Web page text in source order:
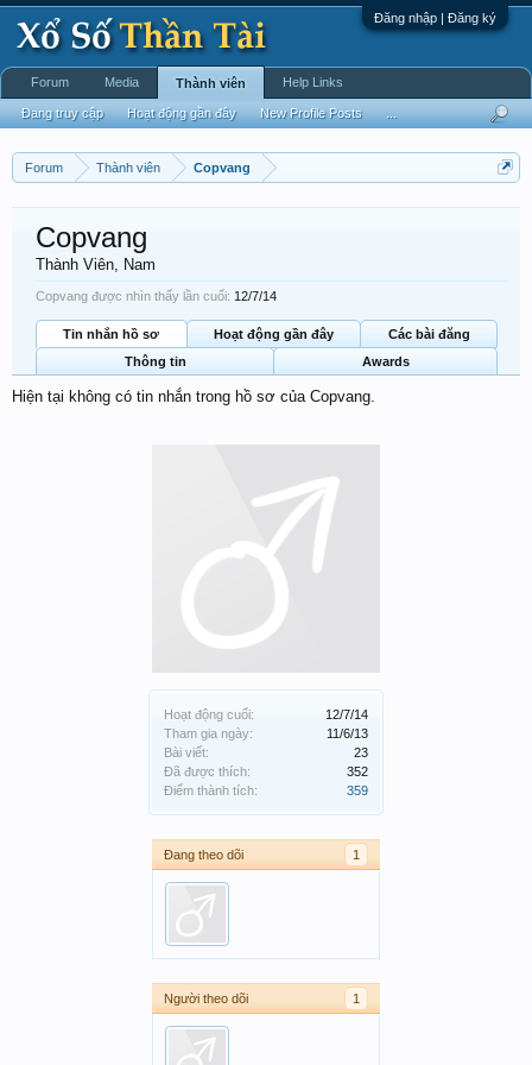
Đăng nhập | Đăng ký
Forum Thành viên Copvang
Hoạt động cuối:
12/7/14
Tham gia ngày:
11/6/13
Bài viết:
23
Đã được thích:
352
Điểm thành tích:
359
Đang theo dõi 1
Người theo dõi 1
Copvang
Thành Viên, Nam
Copvang được nhìn thấy lần cuối: 12/7/14
Tin nhắn hồ sơ Hoạt động gần đây
Các bài đăng
Thông tin
Awards
Hiện tại không có tin nhắn trong hồ sơ của Copvang.
Forum Media Thành viên
Đang truy cập Hoạt động gần đây New Profile Posts
Help Links